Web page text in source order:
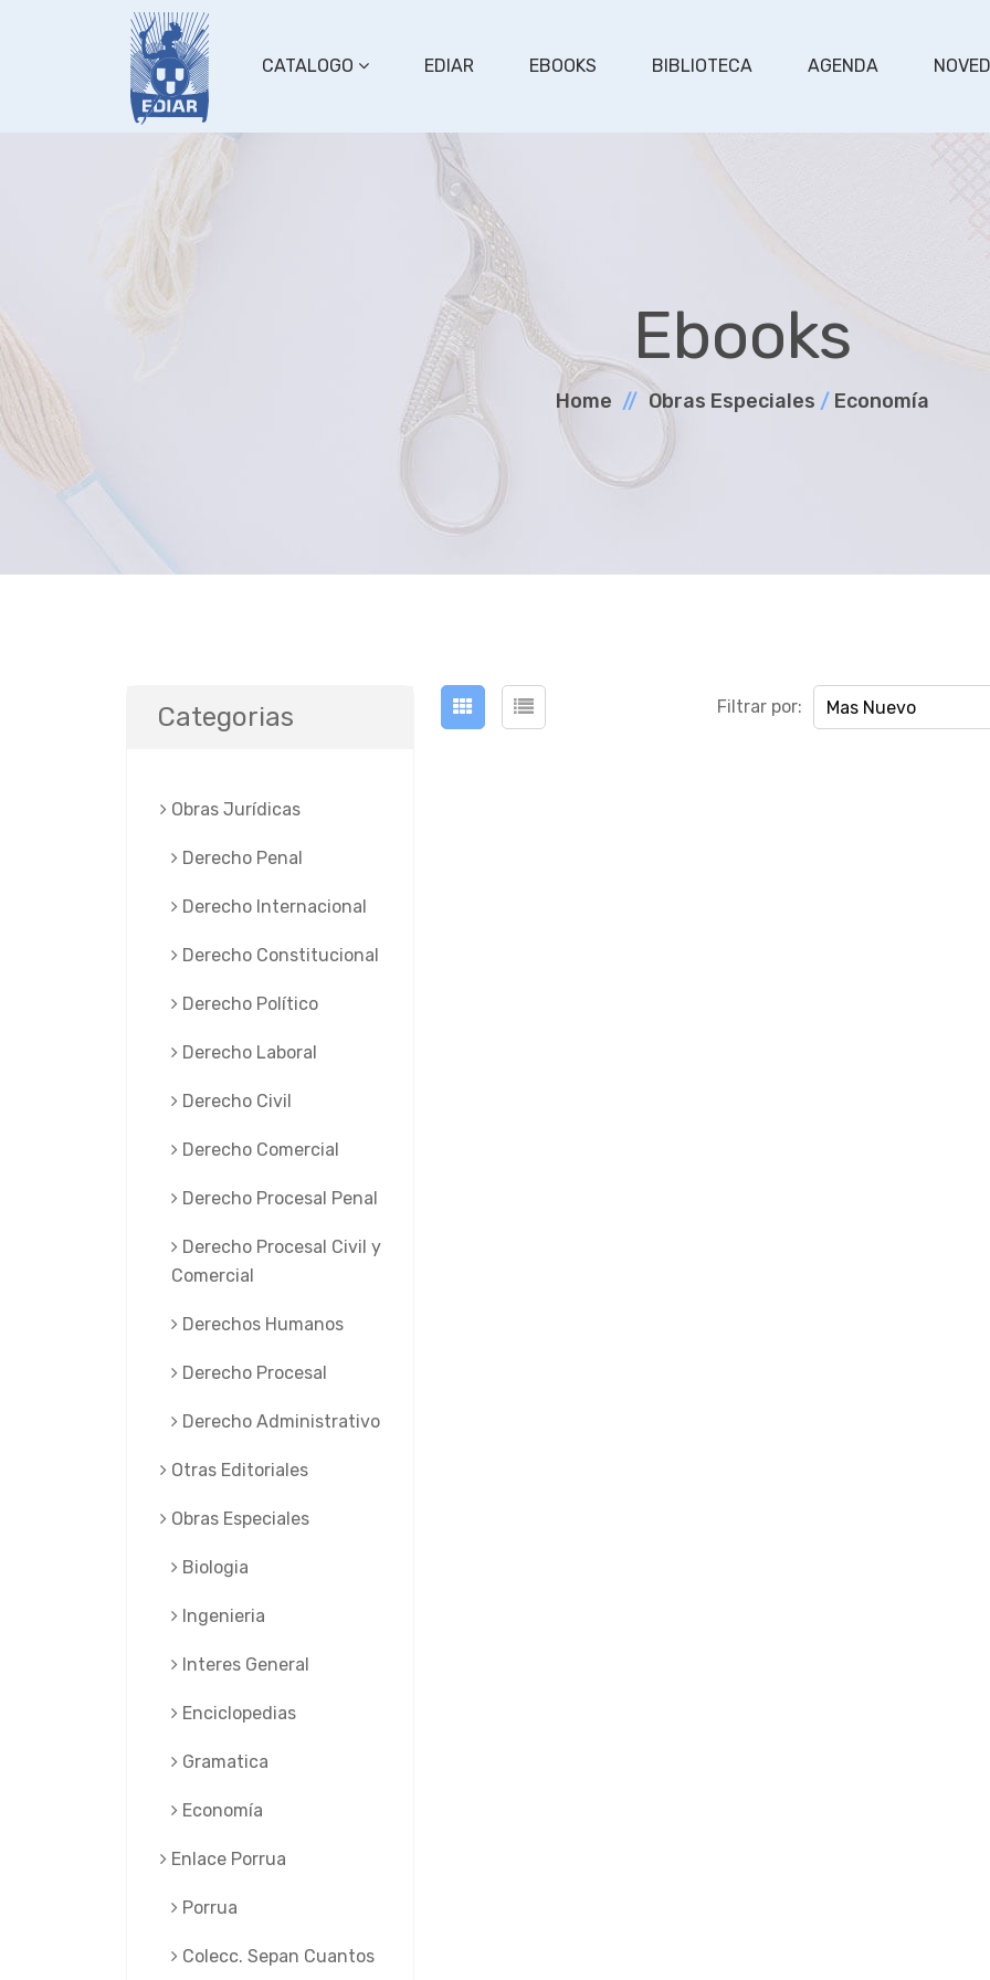
CATALOGO EDIAR EBOOKS BIBLIOTECA AGENDA
Ebooks
Home Obras Especiales / Economía
Filtrar por: Mas Nuevo
Categorias
Obras Jurí­dicas
Derecho Penal
Derecho Internacional
Derecho Constitucional
Derecho Político
Derecho Laboral
Derecho Civil
Derecho Comercial
Derecho Procesal Penal
Derecho Procesal Civil y
Comercial
Derechos Humanos
Derecho Procesal
Derecho Administrativo
Otras Editoriales
Obras Especiales
Biologia
Ingenieria
Interes General
Enciclopedias
Gramatica
Economía
Enlace Porrua
Porrua
Colecc. Sepan Cuantos